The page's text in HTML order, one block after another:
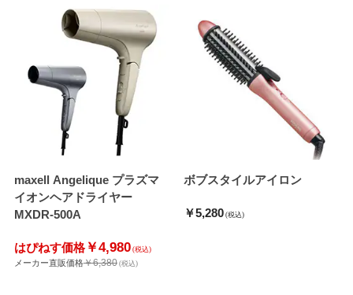
maxell Angelique プラズマ
イオンヘアドライヤー
MXDR-500A
はぴねす価格￥4,980 (税込)
メーカー直販価格￥6,380 (税込)
ボブスタイルアイロン
￥5,280 (税込)